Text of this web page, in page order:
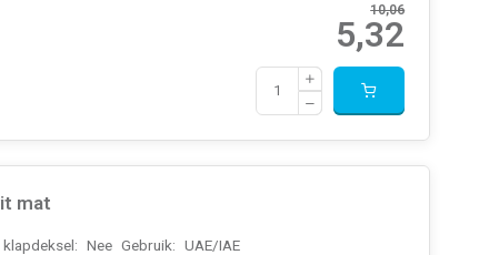
10,06
5,32
mat
Nee Gebruik: UAE/IAE